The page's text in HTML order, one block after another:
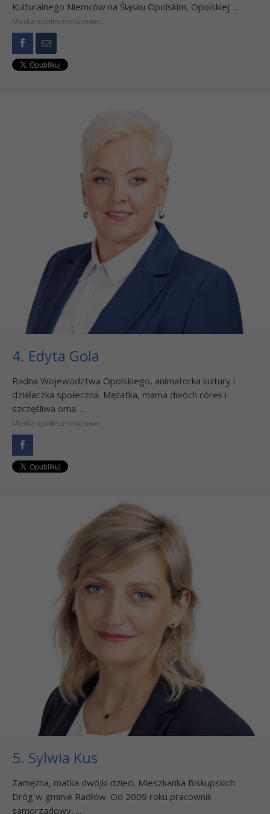
Kulturalnego Niemców na Śląsku Opolskim, Opolskiej ...
Media społecznościowe:
4. Edyta Gola
Radna Województwa Opolskiego, animatorka kultury i
działaczka społeczna. Mężatka, mama dwóch córek i
szczęśliwa oma. ...
Media społecznościowe:
5. Sylwia Kus
Zamężna, matka dwójki dzieci. Mieszkanka Biskupskich
Dróg w gminie Radłów. Od 2009 roku pracownik
samorządowy, ...